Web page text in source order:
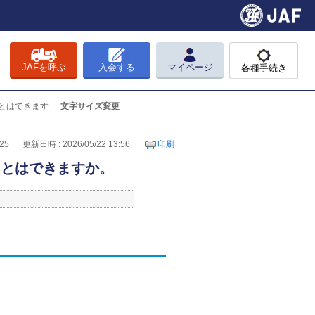
JAFを呼ぶ 入会する マイページ 各種手続き
文字サイズ変更
はできます
更新日時 : 2026/05/22 13:56 印刷
はできますか。